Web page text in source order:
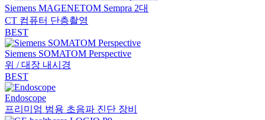
Siemens MAGENETOM Sempra 2대
CT 컴퓨터 단층촬영
BEST
Siemens SOMATOM Perspective
위 / 대장 내시경
BEST
Endoscope
프리미엄 범용 초음파 진단 장비